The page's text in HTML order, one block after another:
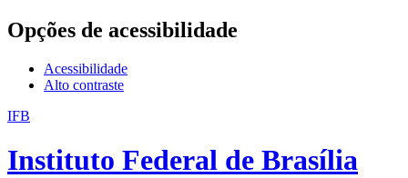
Opções de acessibilidade
Acessibilidade
Alto contraste
IFB
Instituto Federal de Brasília